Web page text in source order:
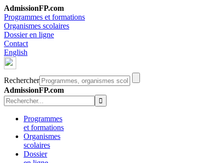
AdmissionFP.com
Programmes et formations
Organismes scolaires
Dossier en ligne
Contact
English
Rechercher
AdmissionFP.com
Programmes
et formations
Organismes
scolaires
Dossier